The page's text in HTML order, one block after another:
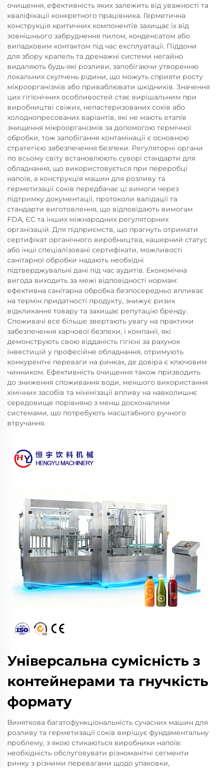
очищення, ефективність яких залежить від уважності та
кваліфікації конкретного працівника. Герметична
конструкція критичних компонентів захищає їх від
зовнішнього забруднення пилом, конденсатом або
випадковим контактом під час експлуатації. Піддони
для збору крапель та дренажні системи негайно
видаляють будь-які розливи, запобігаючи утворенню
локальних скупчень рідини, що можуть сприяти росту
мікроорганізмів або приваблювати шкідників. Значення
цих гігієнічних особливостей стає вирішальним при
виробництві свіжих, непастеризованих соків або
холоднопресованих варіантів, які не мають етапів
знищення мікроорганізмів за допомогою термічної
обробки, тож запобігання контамінації є основною
стратегією забезпечення безпеки. Регуляторні органи
по всьому світу встановлюють суворі стандарти для
обладнання, що використовується при переробці
напоїв, а конструкція машин для розливу та
герметизації соків передбачає ці вимоги через
підтримку документації, протоколи валідації та
стандарти виготовлення, що відповідають вимогам
FDA, ЄС та інших міжнародних регуляторних
організацій. Для підприємств, що прагнуть отримати
сертифікат органічного виробництва, кашерний статус
або інші спеціалізовані сертифікати, можливості
санітарної обробки надають необхідні
підтверджувальні дані під час аудитів. Економічна
вигода виходить за межі відповідності нормам:
ефективна санітарна обробка безпосередньо впливає
на термін придатності продукту, знижує ризик
відкликання товару та захищає репутацію бренду.
Споживачі все більше звертають увагу на практики
забезпечення харчової безпеки, і компанії, які
демонструють свою відданість гігієні за рахунок
інвестицій у професійне обладнання, отримують
конкурентні переваги на ринках, де довіра є ключовим
чинником. Ефективність очищення також призводить
до зниження споживання води, меншого використання
хімічних засобів та мінімізації впливу на навколишнє
середовище порівняно з менш досконалими
системами, що потребують масштабного ручного
втручання.
Універсальна сумісність з
контейнерами та гнучкість
формату
Виняткова багатофункціональність сучасних машин для
розливу та герметизації соків вирішує фундаментальну
проблему, з якою стикаються виробники напоїв:
необхідність обслуговувати різноманітні сегменти
ринку з різними перевагами щодо упаковки,